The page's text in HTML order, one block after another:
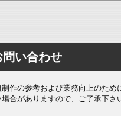
問い合わせ
作の参考および業務向上のため
合がありますので、ご了承下さ